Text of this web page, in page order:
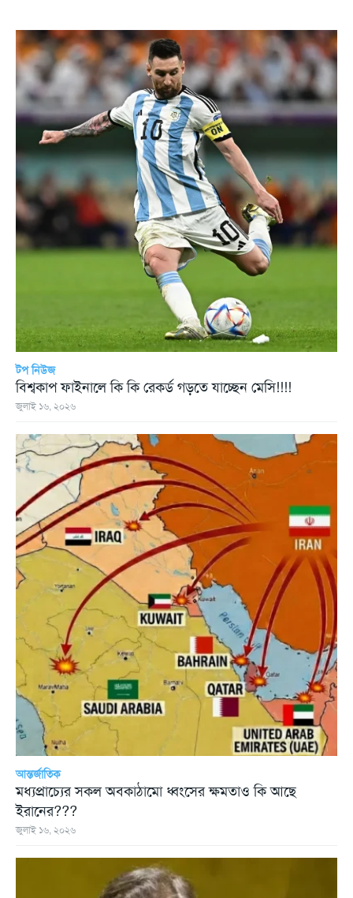
টপ নিউজ
বিশ্বকাপ ফাইনালে কি কি রেকর্ড গড়তে যাচ্ছেন মেসি!!!!
জুলাই ১৬, ২০২৬
আন্তর্জাতিক
মধ্যপ্রাচ্যের সকল অবকাঠামো ধ্বংসের ক্ষমতাও কি আছে
ইরানের???
জুলাই ১৬, ২০২৬